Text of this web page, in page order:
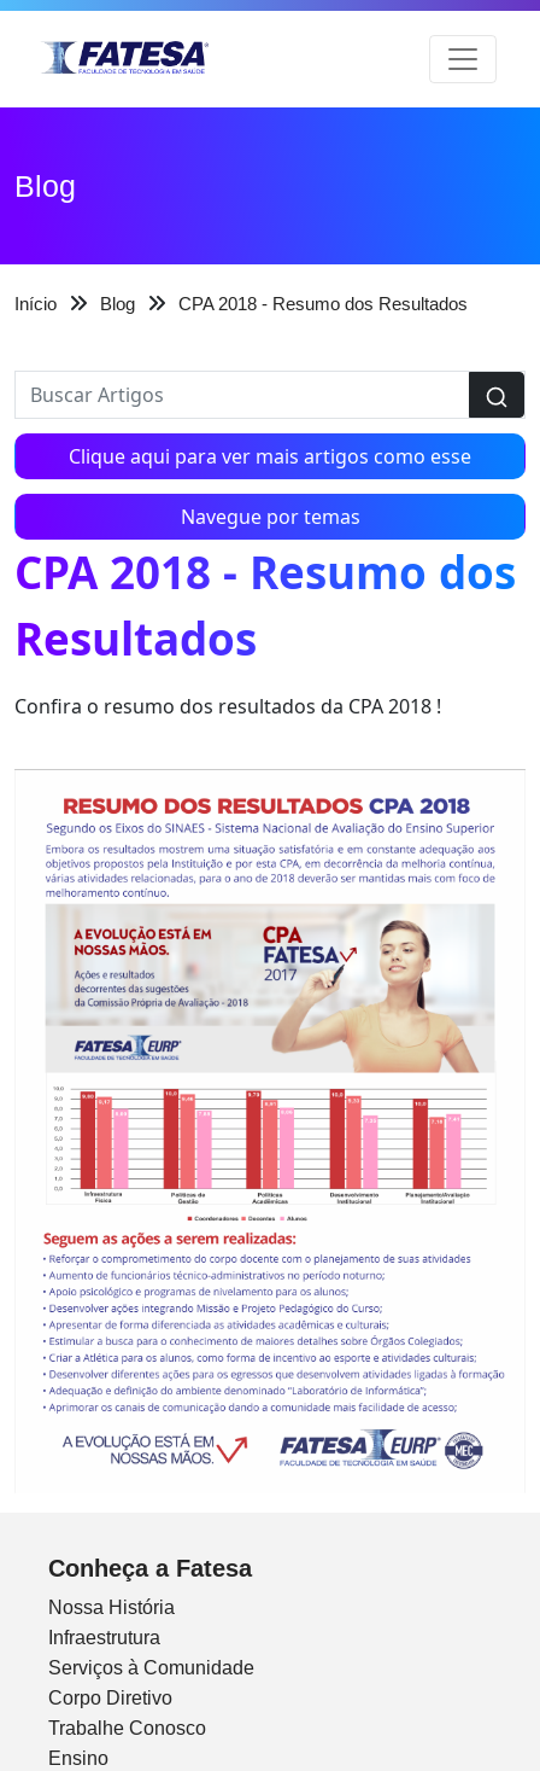
Blog
Início Blog CPA 2018 - Resumo dos Resultados
Clique aqui para ver mais artigos como esse
Navegue por temas
CPA 2018 - Resumo dos
Resultados
Confira o resumo dos resultados da CPA 2018 !
Conheça a Fatesa
Nossa História
Infraestrutura
Serviços à Comunidade
Corpo Diretivo
Trabalhe Conosco
Ensino